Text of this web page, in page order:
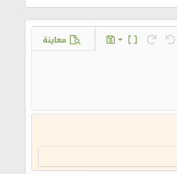
تراجع إعادة تبديل محرر النص
المسوداتحفظ المسودة
معاينة